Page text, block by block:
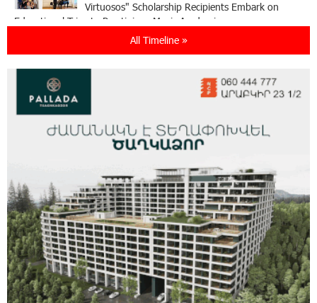
Virtuosos" Scholarship Recipients Embark on
Educational Trips to Prestigious Music Academies
Rate.Trading Platform at Seaside Startup
Summit: IDBank Introduces an Innovative
Solution
14:34:49 29-07-2026
Supported by IDBank
11:59:57 28-07-2026
Ucom’s Sales and Service Center Reopens at
24/2 Shahumyan Street in Ararat
19:04:38 23-07-2026
Scholarship recipients of the “Armenian
All Timeline »